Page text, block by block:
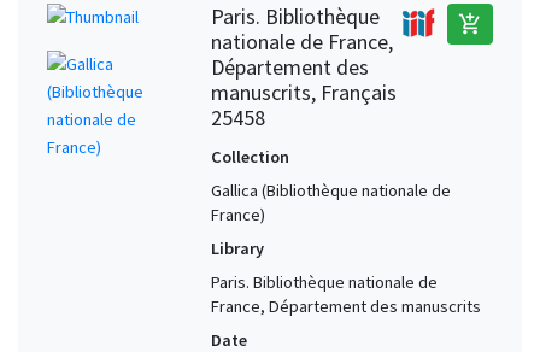
Paris. Bibliothèque
nationale de France,
Département des
manuscrits, Français
25458
add_shopping_cart
Collection
Gallica (Bibliothèque nationale de
France)
Library
Paris. Bibliothèque nationale de
France, Département des manuscrits
Date